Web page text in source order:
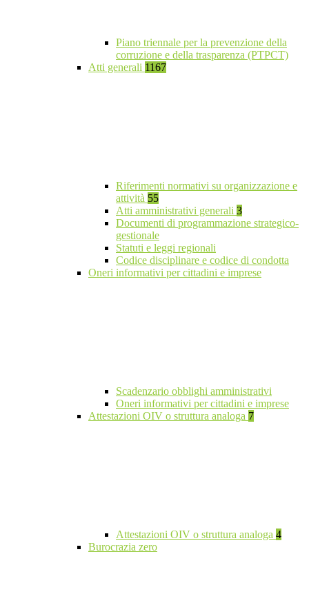
Piano triennale per la prevenzione della
corruzione e della trasparenza (PTPCT)
Atti generali 1167
Riferimenti normativi su organizzazione e
attività 55
Atti amministrativi generali 3
Documenti di programmazione strategico-
gestionale
Statuti e leggi regionali
Codice disciplinare e codice di condotta
Oneri informativi per cittadini e imprese
Scadenzario obblighi amministrativi
Oneri informativi per cittadini e imprese
Attestazioni OIV o struttura analoga 7
Attestazioni OIV o struttura analoga 4
Burocrazia zero